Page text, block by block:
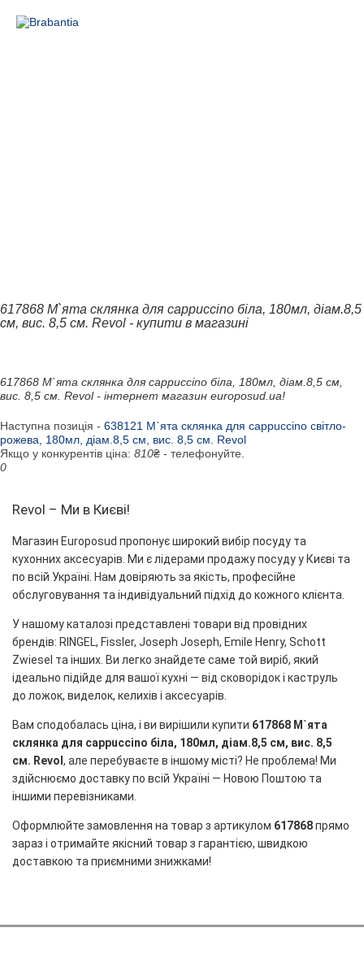
617868 М`ята склянка для cappuccino біла, 180мл, діам.8,5
см, вис. 8,5 см. Revol - купити в магазині
617868 М`ята склянка для cappuccino біла, 180мл, діам.8,5 см,
вис. 8,5 см. Revol - інтернет магазин europosud.ua!
Наступна позиція - 638121 М`ята склянка для cappuccino світло-
рожева, 180мл, діам.8,5 см, вис. 8,5 см. Revol
Якщо у конкурентів ціна: 810₴ - телефонуйте.
0
Revol – Ми в Києві!
Магазин Europosud пропонує широкий вибір посуду та
кухонних аксесуарів. Ми є лідерами продажу посуду у Києві та
по всій Україні. Нам довіряють за якість, професійне
обслуговування та індивідуальний підхід до кожного клієнта.
У нашому каталозі представлені товари від провідних
брендів: RINGEL, Fissler, Joseph Joseph, Emile Henry, Schott
Zwiesel та інших. Ви легко знайдете саме той виріб, який
ідеально підійде для вашої кухні — від сковорідок і каструль
до ложок, виделок, келихів і аксесуарів.
Вам сподобалась ціна, і ви вирішили купити 617868 М`ята
склянка для cappuccino біла, 180мл, діам.8,5 см, вис. 8,5
см. Revol , але перебуваєте в іншому місті? Не проблема! Ми
здійснюємо доставку по всій Україні — Новою Поштою та
іншими перевізниками.
Оформлюйте замовлення на товар з артикулом 617868прямо
зараз і отримайте якісний товар з гарантією, швидкою
доставкою та приємними знижками!